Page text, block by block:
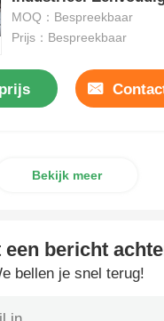
Smeltende Oven
oven
oven
Bediening
MOQ：Bespreekbaar
Prijs：Bespreekbaar
Bekijk meer
een bericht
bellen je snel terug!